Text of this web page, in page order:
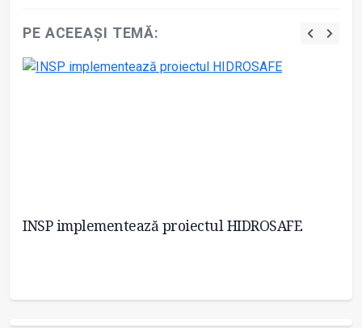
PE ACEEAȘI TEMĂ:
INSP implementează proiectul HIDROSAFE